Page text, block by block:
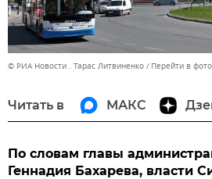
© РИА Новости . Тарас Литвиненко Перейти в
Читать в МАКС
По словам главы
Геннадия Бахарева, власти